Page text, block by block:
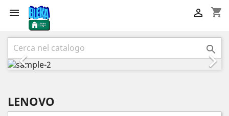
 shopping_cart



Precedente

LENOVO